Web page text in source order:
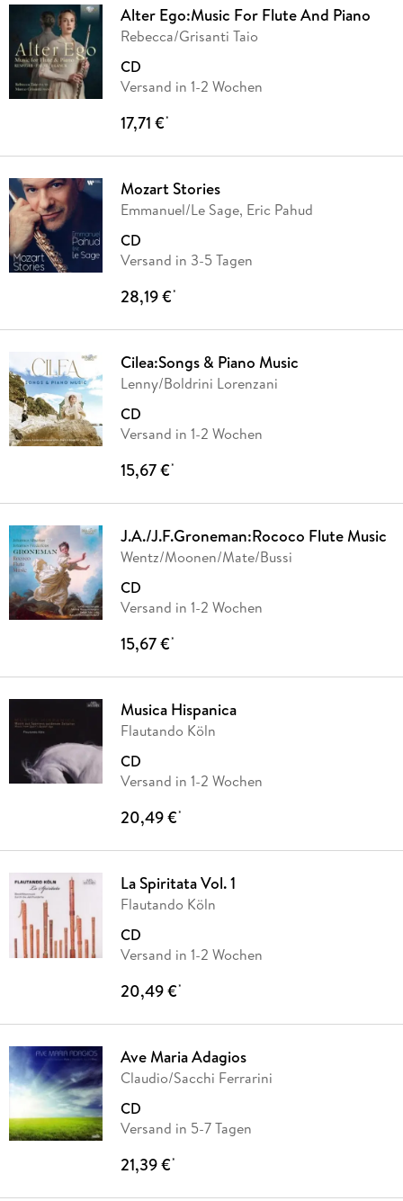
Alter Ego:Music For Flute And Piano
Rebecca/Grisanti Taio
CD
Versand in 1-2 Wochen
17,71 €*
Mozart Stories
Emmanuel/Le Sage, Eric Pahud
CD
Versand in 3-5 Tagen
28,19 €*
Cilea:Songs & Piano Music
Lenny/Boldrini Lorenzani
CD
Versand in 1-2 Wochen
15,67 €*
J.A./J.F.Groneman:Rococo Flute Music
Wentz/Moonen/Mate/Bussi
CD
Versand in 1-2 Wochen
15,67 €*
Musica Hispanica
Flautando Köln
CD
Versand in 1-2 Wochen
20,49 €*
La Spiritata Vol. 1
Flautando Köln
CD
Versand in 1-2 Wochen
20,49 €*
Ave Maria Adagios
Claudio/Sacchi Ferrarini
CD
Versand in 5-7 Tagen
21,39 €*